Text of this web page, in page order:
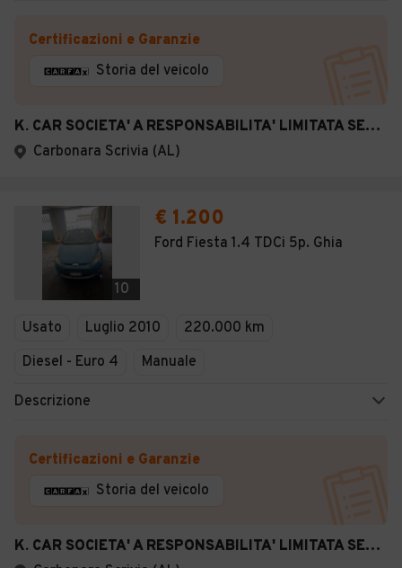
Certificazioni e Garanzie
Storia del veicolo
K. CAR SOCIETA' A RESPONSABILITA' LIMITATA SEMPLIFICATA
Carbonara Scrivia (AL)
10
€ 1.200
Ford Fiesta 1.4 TDCi 5p. Ghia
Usato Luglio 2010
220.000 km
Diesel - Euro 4
Manuale
Descrizione
Certificazioni e Garanzie
Storia del veicolo
K. CAR SOCIETA' A RESPONSABILITA' LIMITATA SEMPLIFICATA